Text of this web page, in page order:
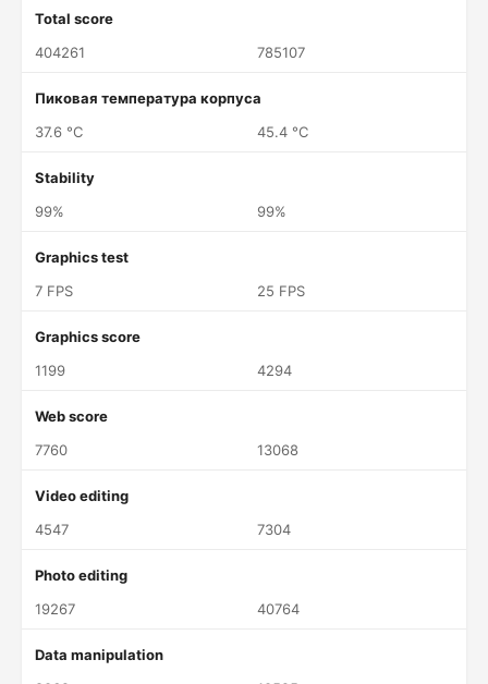
Total score
404261
785107
Пиковая температура корпуса
37.6 °C
45.4 °C
Stability
99%
99%
Graphics test
7 FPS
25 FPS
Graphics score
1199
4294
Web score
7760
13068
Video editing
4547
7304
Photo editing
19267
40764
Data manipulation